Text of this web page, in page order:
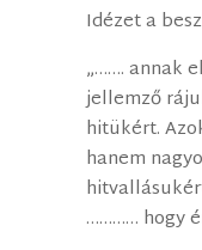
Idézet a
„……. annak
jellemző
hitükért.
hanem
………… hogy